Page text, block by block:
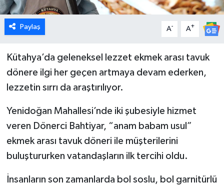
Paylaş A- A+
Kütahya’da geleneksel lezzet ekmek arası tavuk
dönere ilgi her geçen artmaya devam ederken,
lezzetin sırrı da araştırılıyor.
Yenidoğan Mahallesi’nde iki şubesiyle hizmet
veren Dönerci Bahtiyar, “anam babam usul”
ekmek arası tavuk döneri ile müşterilerini
buluştururken vatandaşların ilk tercihi oldu.
İnsanların son zamanlarda bol soslu, bol garnitürlü
Genel
Hisarcık
Köşe Yazıları
Kütahya